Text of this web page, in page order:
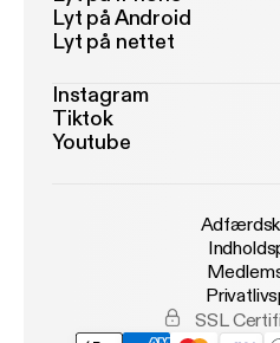
Lyt på Android
Lyt på nettet
Instagram
Tiktok
Youtube
SSL